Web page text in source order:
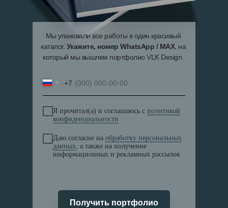
Получить портфолио
Мы упаковали все работы в один красивый
каталог. Укажите, номер WhatsApp / MAX, на
который мы вышлем портфолио VLK Design.
+7
Я прочитал(а) и соглашаюсь с политикой
конфиденциальности
Даю согласие на обработку персональных
данных, а также на получение
информационных и рекламных рассылок